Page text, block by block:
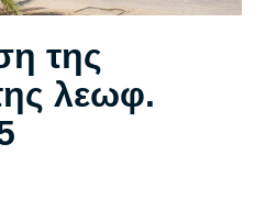
της
λεωφ.